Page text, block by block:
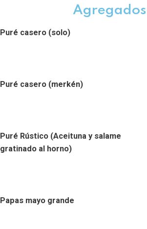
Agregados
Puré casero (solo)
Puré casero (merkén)
Puré Rústico (Aceituna y salame
gratinado al horno)
Papas mayo grande